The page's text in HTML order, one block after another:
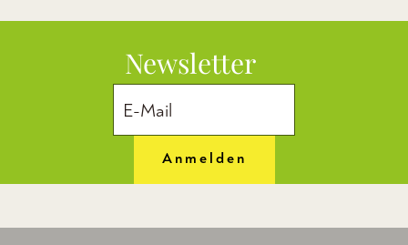
Newsletter
Anmelden